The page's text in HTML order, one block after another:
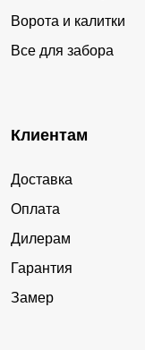
Ворота и калитки
Все для забора
Клиентам
Доставка
Оплата
Дилерам
Гарантия
Замер